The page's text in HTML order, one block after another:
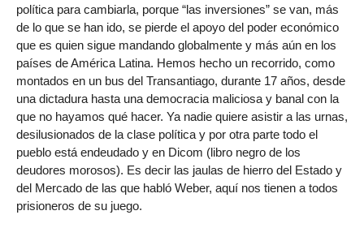
política para cambiarla, porque “las inversiones” se van, más
de lo que se han ido, se pierde el apoyo del poder económico
que es quien sigue mandando globalmente y más aún en los
países de América Latina. Hemos hecho un recorrido, como
montados en un bus del Transantiago, durante 17 años, desde
una dictadura hasta una democracia maliciosa y banal con la
que no hayamos qué hacer. Ya nadie quiere asistir a las urnas,
desilusionados de la clase política y por otra parte todo el
pueblo está endeudado y en Dicom (libro negro de los
deudores morosos). Es decir las jaulas de hierro del Estado y
del Mercado de las que habló Weber, aquí nos tienen a todos
prisioneros de su juego.